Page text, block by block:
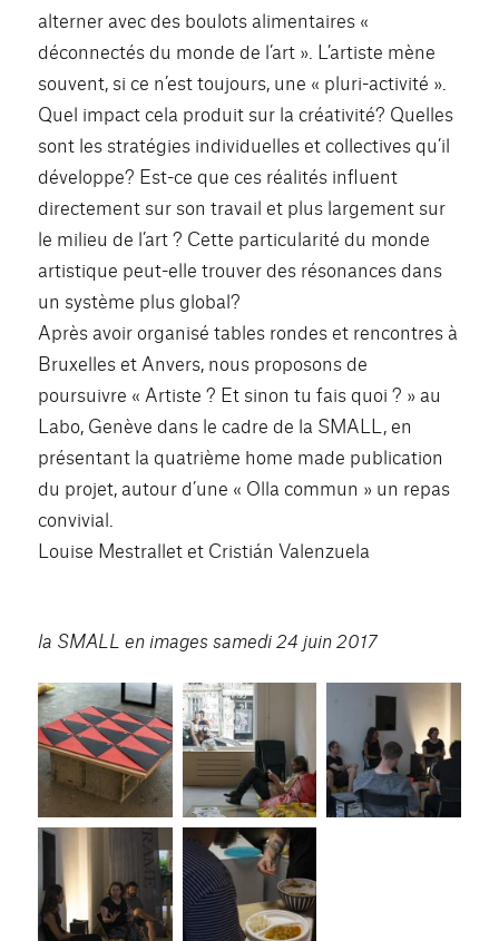
alterner avec des boulots alimentaires «
déconnectés du monde de l’art ». L’artiste mène
souvent, si ce n’est toujours, une « pluri-activité ».
Quel impact cela produit sur la créativité? Quelles
sont les stratégies individuelles et collectives qu’il
développe? Est-ce que ces réalités influent
directement sur son travail et plus largement sur
le milieu de l’art ? Cette particularité du monde
artistique peut-elle trouver des résonances dans
un système plus global?
Après avoir organisé tables rondes et rencontres à
Bruxelles et Anvers, nous proposons de
poursuivre « Artiste ? Et sinon tu fais quoi ? » au
Labo, Genève dans le cadre de la SMALL, en
présentant la quatrième home made publication
du projet, autour d’une « Olla commun » un repas
convivial.
Louise Mestrallet et Cristián Valenzuela
la SMALL en images samedi 24 juin 2017